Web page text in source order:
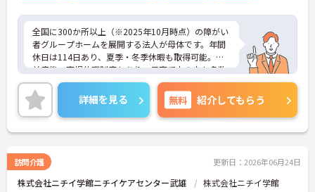
全国に300か所以上（※2025年10月時点）の障がい
者グループホームを展開する法人が母体です。年間
休日は114日あり、夏季・冬季休暇も取得可能。産
前産後・育児休暇制度もあり、子育て中の方も多数
活躍中で、ワークライフバランスを大切にしながら
働ける環境が整っています。研修制度や外部勉強会
の受講支援もあり、スキルアップもしっかりサポー
ト。将来的には管理者やエリアマネージャーへのキ
ャリアアップも目指せます。20代から60代まで幅広
の職場です。介護経験を活かしたい方、福祉の資格
をお持ちの方、安定した法人でキャリアを築きたい
方におすすめです。
詳細を見る 無料 紹介してもらう
訪問介護 更新日：2026年06月24日
株式会社ニチイ学館ニチイケアセンター武雄 株式会社ニチイ学館